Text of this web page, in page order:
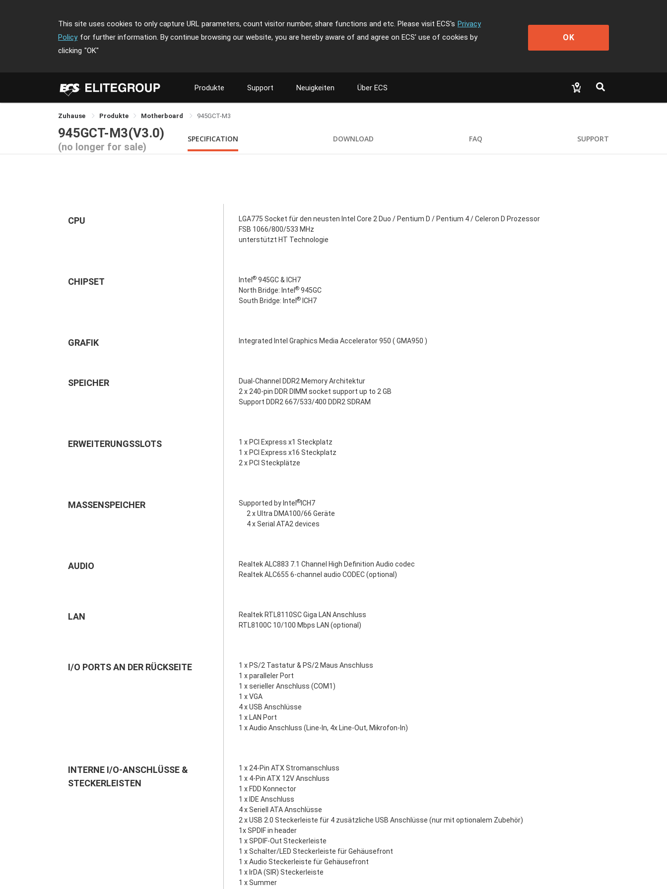
This site uses cookies to only capture URL parameters, count visitor number, share functions and etc. Please visit ECS's Privacy
Policy for further information. By continue browsing our website, you are hereby aware of and agree on ECS' use of cookies by
clicking "OK"
OK
Produkte Support Neuigkeiten Über ECS
Zuhause Produkte Motherboard 945GCT-M3
945GCT-M3(V3.0)
(no longer for sale)
SPECIFICATION DOWNLOAD FAQ SUPPORT
CPU
LGA775 Socket für den neusten Intel Core 2 Duo / Pentium D / Pentium 4 / Celeron D Prozessor
FSB 1066/800/533 MHz
unterstützt HT Technologie
CHIPSET Intel ® 945GC & ICH7
North Bridge: Intel ® 945GC
South Bridge: Intel ® ICH7
GRAFIK Integrated Intel Graphics Media Accelerator 950 ( GMA950 )
SPEICHER
Dual-Channel DDR2 Memory Architektur
2 x 240-pin DDR DIMM socket support up to 2 GB
Support DDR2 667/533/400 DDR2 SDRAM
ERWEITERUNGSSLOTS
1 x PCI Express x1 Steckplatz
1 x PCI Express x16 Steckplatz
2 x PCI Steckplätze
MASSENSPEICHER Supported by Intel ® ICH7
2 x Ultra DMA100/66 Geräte
4 x Serial ATA2 devices
AUDIO
Realtek ALC883 7.1 Channel High Definition Audio codec
Realtek ALC655 6-channel audio CODEC (optional)
LAN
Realtek RTL8110SC Giga LAN Anschluss
RTL8100C 10/100 Mbps LAN (optional)
I/O PORTS AN DER RÜCKSEITE
1 x PS/2 Tastatur & PS/2 Maus Anschluss
1 x paralleler Port
1 x serieller Anschluss (COM1)
1 x VGA
4 x USB Anschlüsse
1 x LAN Port
1 x Audio Anschluss (Line-In, 4x Line-Out, Mikrofon-In)
INTERNE I/O-ANSCHLÜSSE &
STECKERLEISTEN
1 x 24-Pin ATX Stromanschluss
1 x 4-Pin ATX 12V Anschluss
1 x FDD Konnector
1 x IDE Anschluss
4 x Seriell ATA Anschlüsse
2 x USB 2.0 Steckerleiste für 4 zusätzliche USB Anschlüsse (nur mit optionalem Zubehör)
1x SPDIF in header
1 x SPDIF-Out Steckerleiste
1 x Schalter/LED Steckerleiste für Gehäusefront
1 x Audio Steckerleiste für Gehäusefront
1 x IrDA (SIR) Steckerleiste
1 x Summer